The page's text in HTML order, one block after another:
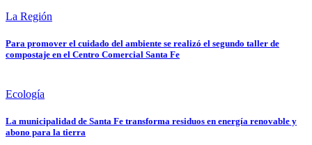
La Región
Para promover el cuidado del ambiente se realizó el segundo taller de
compostaje en el Centro Comercial Santa Fe
Ecología
La municipalidad de Santa Fe transforma residuos en energía renovable y
abono para la tierra